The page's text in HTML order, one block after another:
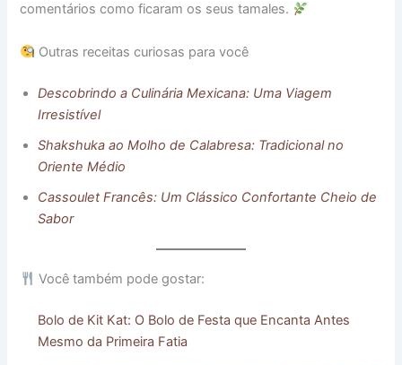
comentários como ficaram os seus tamales.
Outras receitas curiosas para você
Descobrindo a Culinária Mexicana: Uma Viagem
Irresistível
Shakshuka ao Molho de Calabresa: Tradicional no
Oriente Médio
Cassoulet Francês: Um Clássico Confortante Cheio de
Sabor
Você também pode gostar:
Bolo de Kit Kat: O Bolo de Festa que Encanta Antes
Mesmo da Primeira Fatia